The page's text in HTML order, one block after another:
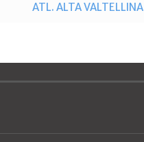
ATL. ALTA VALTELLINA